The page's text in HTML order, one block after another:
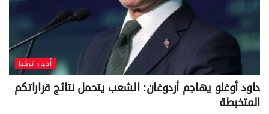
أخبار تركيا
داود أوغلو يهاجم أردوغان: الشعب يتحمل نتائج قراراتكم
المتخبطة